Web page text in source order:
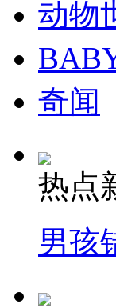
动物
奇闻
热点
男孩